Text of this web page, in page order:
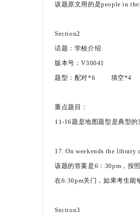
该题原文用的是people in
Section2
话题：学校介绍
版本号：V30041
题型：配对*6 填空*4
重点题目：
11-16题是地图题型是典型
17. On weekends the library
该题的答案是6：30pm，按
在6:30pm关门，如果考生能
Section3